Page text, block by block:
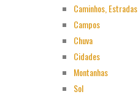
Caminhos, Estradas
Campos
Chuva
Cidades
Montanhas
Sol